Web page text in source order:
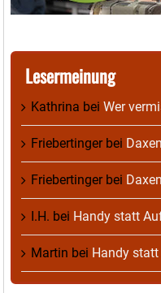
Lesermeinung
Kathrina bei Wer
Friebertingerbei
Friebertingerbei
I.H. bei Handy statt
Martin bei Handy